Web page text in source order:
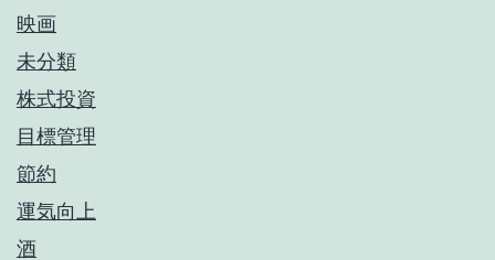
映画
未分類
株式投資
目標管理
節約
運気向上
酒